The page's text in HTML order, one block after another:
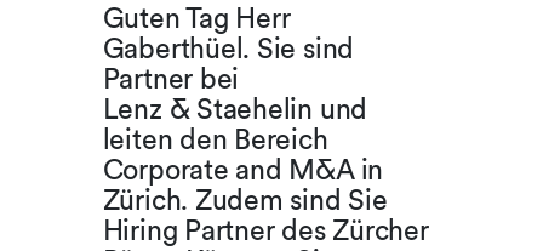
Guten Tag Herr
Gaberthüel. Sie sind
Partner bei
Lenz & Staehelin und
leiten den Bereich
Corporate and M&A in
Zürich. Zudem sind Sie
Hiring Partner des Zürcher